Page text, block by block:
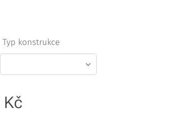
Typ konstrukce
Kč